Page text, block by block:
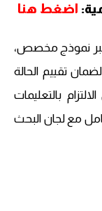
اضغط هنا
عبر نموذج مخصص،
تقييم الحالة
بالتعليمات
مع لجان البحث